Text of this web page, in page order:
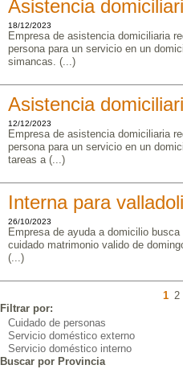
Asistencia
18/12/2023
Empresa de asistencia domiciliaria
persona para un servicio en un
simancas. (...)
Asistencia
12/12/2023
Empresa de asistencia domiciliaria
persona para un servicio en un
tareas a (...)
Interna para
26/10/2023
Empresa de ayuda a domicilio
cuidado matrimonio valido de
(...)
1 2
Filtrar por:
Cuidado de personas
Servicio doméstico externo
Servicio doméstico interno
Buscar por Provincia